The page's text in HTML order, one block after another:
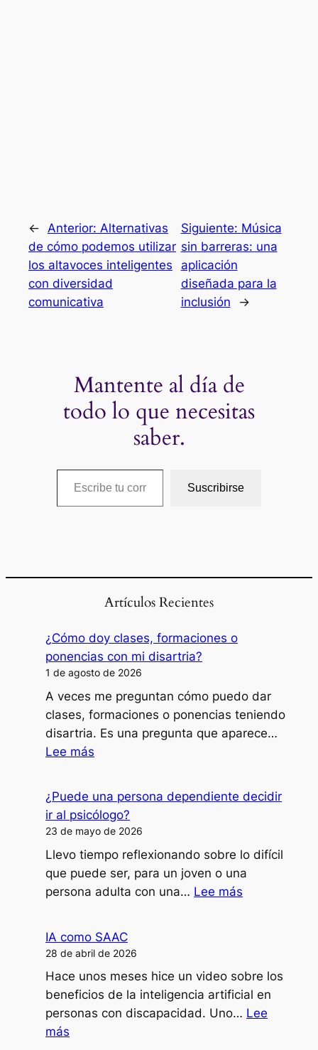
← Anterior: Alternativas
de cómo podemos utilizar
los altavoces inteligentes
con diversidad
comunicativa
Siguiente: Música
sin barreras: una
aplicación
diseñada para la
inclusión
→
Mantente al día de
todo lo que necesitas
saber.
Escribe tu correo electrónico…
Suscribirse
Artículos Recientes
¿Cómo doy clases, formaciones o
ponencias con mi disartria?
1 de agosto de 2026
A veces me preguntan cómo puedo dar
clases, formaciones o ponencias teniendo
disartria. Es una pregunta que aparece…
Lee más
clases,
formaciones
ponencias
con
mi
¿Puede una persona dependiente decidir
ir al psicólogo?
23 de mayo de 2026
Llevo tiempo reflexionando sobre lo difícil
que puede ser, para un joven o una
persona adulta con una… Lee más
decidir
ir
al
IA como SAAC
28 de abril de 2026
Hace unos meses hice un video sobre los
beneficios de la inteligencia artificial en
personas con discapacidad. Uno… Lee
más